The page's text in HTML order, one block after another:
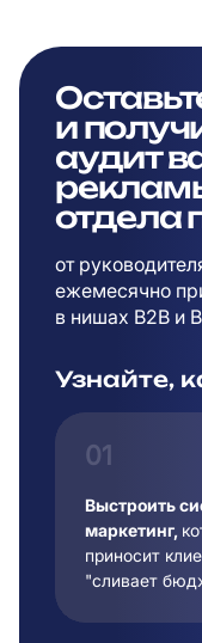
и
аудит
отдела
от
ежемесячно
в нишах B2B и
Узнайте,
01
Выстроить
маркетинг,
приносит
"сливает